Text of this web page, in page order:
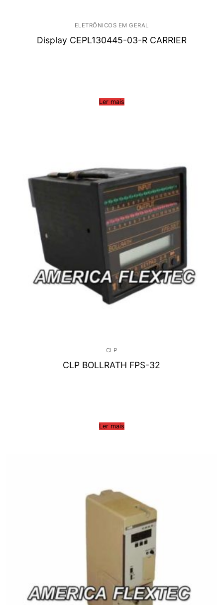
ELETRÔNICOS EM GERAL
Display CEPL130445-03-R CARRIER
Ler mais
CLP
CLP BOLLRATH FPS-32
Ler mais